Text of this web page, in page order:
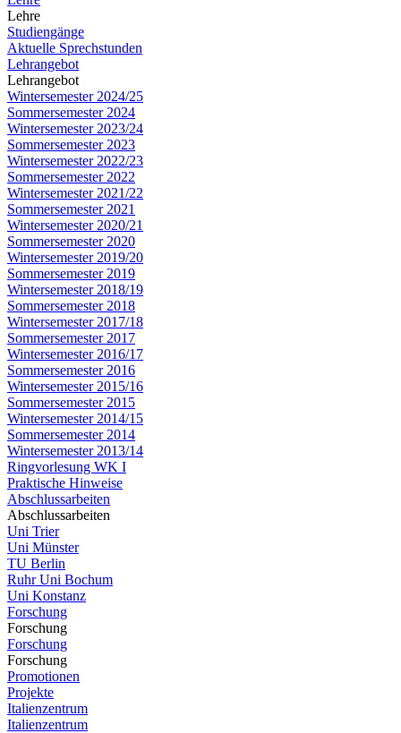
Lehre
Studiengänge
Aktuelle Sprechstunden
Lehrangebot
Lehrangebot
Wintersemester 2024/25
Sommersemester 2024
Wintersemester 2023/24
Sommersemester 2023
Wintersemester 2022/23
Sommersemester 2022
Wintersemester 2021/22
Sommersemester 2021
Wintersemester 2020/21
Sommersemester 2020
Wintersemester 2019/20
Sommersemester 2019
Wintersemester 2018/19
Sommersemester 2018
Wintersemester 2017/18
Sommersemester 2017
Wintersemester 2016/17
Sommersemester 2016
Wintersemester 2015/16
Sommersemester 2015
Wintersemester 2014/15
Sommersemester 2014
Wintersemester 2013/14
Ringvorlesung WK I
Praktische Hinweise
Abschlussarbeiten
Abschlussarbeiten
Uni Trier
Uni Münster
TU Berlin
Ruhr Uni Bochum
Uni Konstanz
Forschung
Forschung
Forschung
Forschung
Promotionen
Projekte
Italienzentrum
Italienzentrum